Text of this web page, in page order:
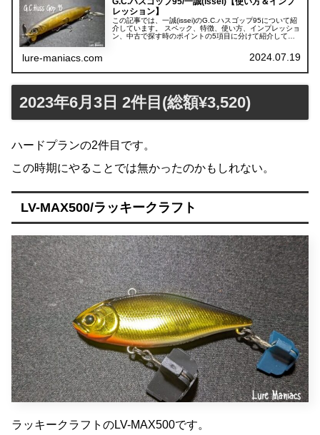
レッション】
この記事では、一誠(issei)のG.C.ハスゴップ95について紹
介しています。 スペック、特徴、使い方、インプレッショ
ン、中古で探す時のポイントの5項目に分けて紹介してい
lure-maniacs.com 2024.07.19
2023年6月3日 2件目(総額¥3,520)
ハードプランの2件目です。
この時期にやることでは無かったのかもしれない。
LV-MAX500/ラッキークラフト
ラッキークラフトのLV-MAX500です。